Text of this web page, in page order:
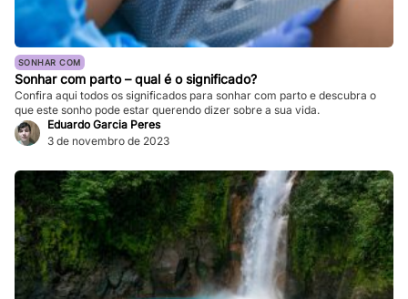
SONHAR COM
Sonhar com parto – qual é o significado?
Confira aqui todos os significados para sonhar com parto e descubra o
que este sonho pode estar querendo dizer sobre a sua vida.
Eduardo Garcia Peres
3 de novembro de 2023